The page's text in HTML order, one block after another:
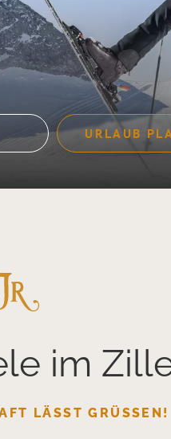
URLAUB
im
LÄSST GRÜSSEN!